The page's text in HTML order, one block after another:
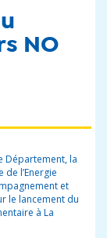
NO
Département, la
de l’Energie
et
le lancement du
à La